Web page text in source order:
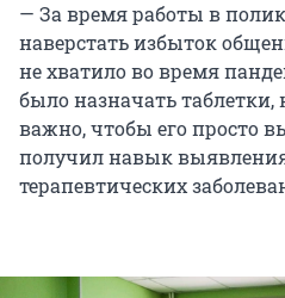
— За время работы в
наверстать избыток
не хватило во время
было назначать
важно, чтобы его просто
получил навык
терапевтических